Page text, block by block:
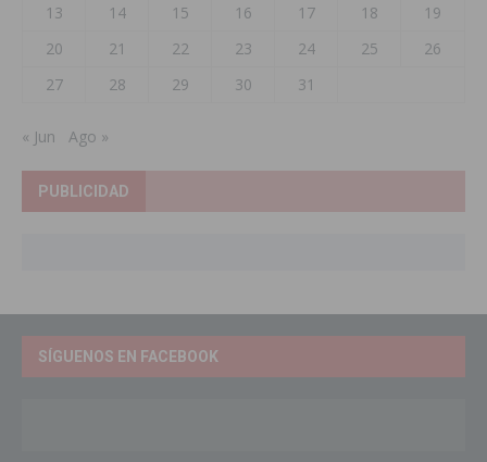
13
14 15 16 17 18
19
20
21 22 23 24 25
26
27
28 29 30 31
« Jun Ago »
PUBLICIDAD
SÍGUENOS EN FACEBOOK